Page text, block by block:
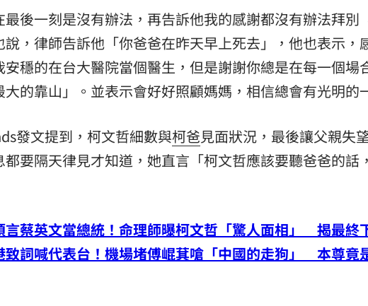
後一刻是沒有辦法，再告訴他我的感謝都沒有辦法拜別
，律師告訴他「你爸爸在昨天早上死去」，他也表示，
安穩的在台大醫院當個醫生，但是謝謝你總是在每一個場
的靠山」。並表示會好好照顧媽媽，相信總會有光明的
發文提到，柯文哲細數與柯爸見面狀況，最後讓父親失
都要隔天律見才知道，她直言「柯文哲應該要聽爸爸的話
言蔡英文當總統！命理師曝柯文哲「驚人面相」 揭最終
致詞喊代表台！機場堵傅崐萁嗆「中國的走狗」 本尊竟